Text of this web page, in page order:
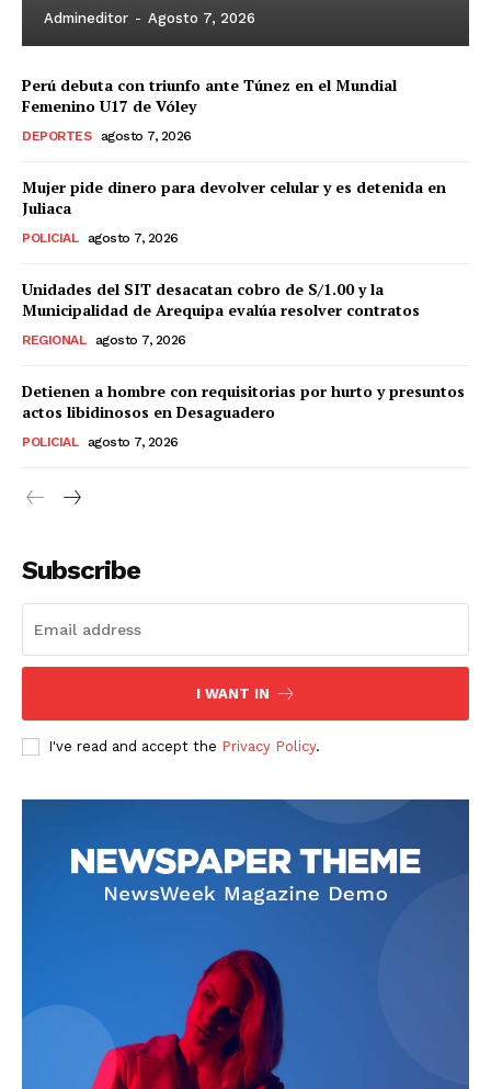
SUSCRIBETE
Nosotros
Admineditor - Agosto 7, 2026
Perú debuta con triunfo ante Túnez en el Mundial
Femenino U17 de Vóley
DEPORTES agosto 7, 2026
Mujer pide dinero para devolver celular y es detenida en
Juliaca
POLICIAL agosto 7, 2026
Unidades del SIT desacatan cobro de S/1.00 y la
Municipalidad de Arequipa evalúa resolver contratos
REGIONAL agosto 7, 2026
Detienen a hombre con requisitorias por hurto y presuntos
actos libidinosos en Desaguadero
POLICIAL agosto 7, 2026
Subscribe
I WANT IN
I've read and accept the Privacy Policy.